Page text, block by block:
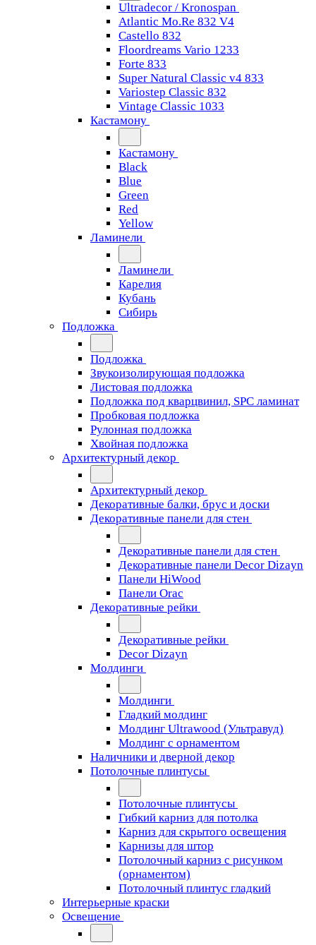
Ultradecor / Kronospan
Atlantic Mo.Re 832 V4
Castello 832
Floordreams Vario 1233
Forte 833
Super Natural Classic v4 833
Variostep Classic 832
Vintage Classic 1033
Кастамону
Кастамону
Black
Blue
Green
Red
Yellow
Ламинели
Ламинели
Карелия
Кубань
Сибирь
Подложка
Подложка
Звукоизолирующая подложка
Листовая подложка
Подложка под кварцвинил, SPC ламинат
Пробковая подложка
Рулонная подложка
Хвойная подложка
Архитектурный декор
Архитектурный декор
Декоративные балки, брус и доски
Декоративные панели для стен
Декоративные панели для стен
Декоративные панели Decor Dizayn
Панели HiWood
Панели Orac
Декоративные рейки
Декоративные рейки
Decor Dizayn
Молдинги
Молдинги
Гладкий молдинг
Молдинг Ultrawood (Ультравуд)
Молдинг с орнаментом
Наличники и дверной декор
Потолочные плинтусы
Потолочные плинтусы
Гибкий карниз для потолка
Карниз для скрытого освещения
Карнизы для штор
Потолочный карниз с рисунком
(орнаментом)
Потолочный плинтус гладкий
Интерьерные краски
Освещение